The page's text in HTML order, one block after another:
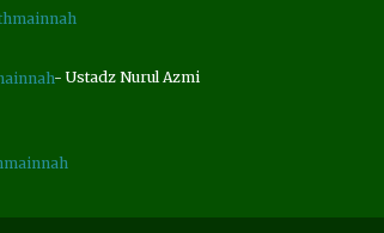
- Ustadz Nurul Azmi